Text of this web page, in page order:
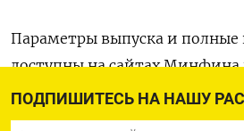
ПОДПИШИТЕСЬ НА НАШУ
Параметры выпуска и полные
доступны на сайтах
Предыдущее основное